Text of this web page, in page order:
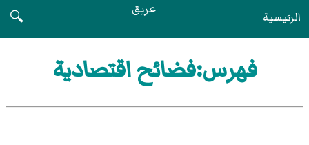
الرئيسية عريق
🔍
فهرس:فضائح اقتصادية